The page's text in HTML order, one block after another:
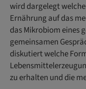
wird dargelegt
Ernährung auf das
das Mikrobiom eines
gemeinsamen
diskutiert welche
zu erhalten und die